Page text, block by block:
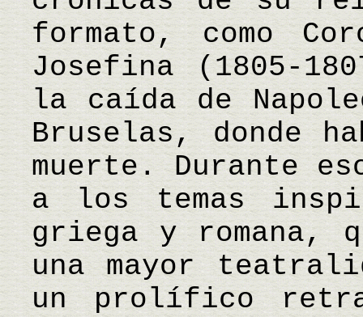
formato, como
Josefina (1805-
la caída de
Bruselas, donde
muerte. Durante
a los temas
griega y romana,
una mayor
un prolífico